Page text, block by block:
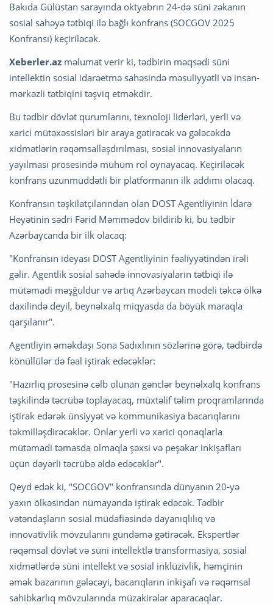
Bakıda Gülüstan sarayında oktyabrın 24-də süni zəkanın
sosial sahəyə tətbiqi ilə bağlı konfrans (SOCGOV 2025
Konfransı) keçiriləcək.
Xeberler.az məlumat verir ki, tədbirin məqsədi süni
intellektin sosial idarəetmə sahəsində məsuliyyətli və insan-
mərkəzli tətbiqini təşviq etməkdir.
Bu tədbir dövlət qurumlarını, texnoloji liderləri, yerli və
xarici mütəxəssisləri bir araya gətirəcək və gələcəkdə
xidmətlərin rəqəmsallaşdırılması, sosial innovasiyaların
yayılması prosesində mühüm rol oynayacaq. Keçiriləcək
konfrans uzunmüddətli bir platformanın ilk addımı olacaq.
Konfransın təşkilatçılarından olan DOST Agentliyinin İdarə
Heyətinin sədri Fərid Məmmədov bildirib ki, bu tədbir
Azərbaycanda bir ilk olacaq:
"Konfransın ideyası DOST Agentliyinin fəaliyyətindən irəli
gəlir. Agentlik sosial sahədə innovasiyaların tətbiqi ilə
mütəmadi məşğuldur və artıq Azərbaycan modeli təkcə ölkə
daxilində deyil, beynəlxalq miqyasda da böyük maraqla
qarşılanır".
Agentliyin əməkdaşı Sona Sadıxlının sözlərinə görə, tədbirdə
könüllülər də fəal iştirak edəcəklər:
"Hazırlıq prosesinə cəlb olunan gənclər beynəlxalq konfrans
təşkilində təcrübə toplayacaq, müxtəlif təlim proqramlarında
iştirak edərək ünsiyyət və kommunikasiya bacarıqlarını
təkmilləşdirəcəklər. Onlar yerli və xarici qonaqlarla
mütəmadi təmasda olmaqla şəxsi və peşəkar inkişafları
üçün dəyərli təcrübə əldə edəcəklər".
Qeyd edək ki, "SOCGOV" konfransında dünyanın 20-yə
yaxın ölkəsindən nümayəndə iştirak edəcək. Tədbir
vətəndaşların sosial müdafiəsində dayanıqlılıq və
innovativlik mövzularını gündəmə gətirəcək. Ekspertlər
rəqəmsal dövlət və süni intellektlə transformasiya, sosial
xidmətlərdə süni intellekt və sosial inklüzivlik, həmçinin
əmək bazarının gələcəyi, bacarıqların inkişafı və rəqəmsal
sahibkarlıq mövzularında müzakirələr aparacaqlar.